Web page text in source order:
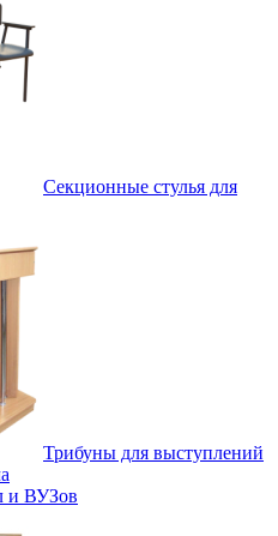
Секционные стулья для
Трибуны для выступлений
и ВУЗов